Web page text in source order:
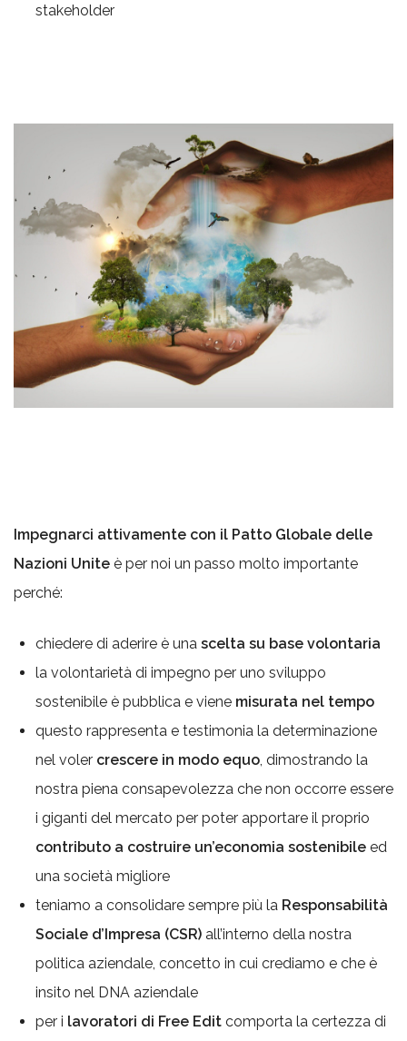
stakeholder
Impegnarci attivamente con il Patto Globale delle
Nazioni Unite è per noi un passo molto importante
perché:
chiedere di aderire è una scelta su base volontaria
la volontarietà di impegno per uno sviluppo
sostenibile è pubblica e viene misurata nel tempo
questo rappresenta e testimonia la determinazione
nel voler crescere in modo equo, dimostrando la
nostra piena consapevolezza che non occorre essere
i giganti del mercato per poter apportare il proprio
contributo a costruire un’economia sostenibile ed
una società migliore
teniamo a consolidare sempre più la Responsabilità
Sociale d’Impresa (CSR) all’interno della nostra
politica aziendale, concetto in cui crediamo e che è
insito nel DNA aziendale
per i lavoratori di Free Edit comporta la certezza di